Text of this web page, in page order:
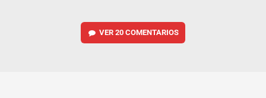
VER 20 COMENTARIOS